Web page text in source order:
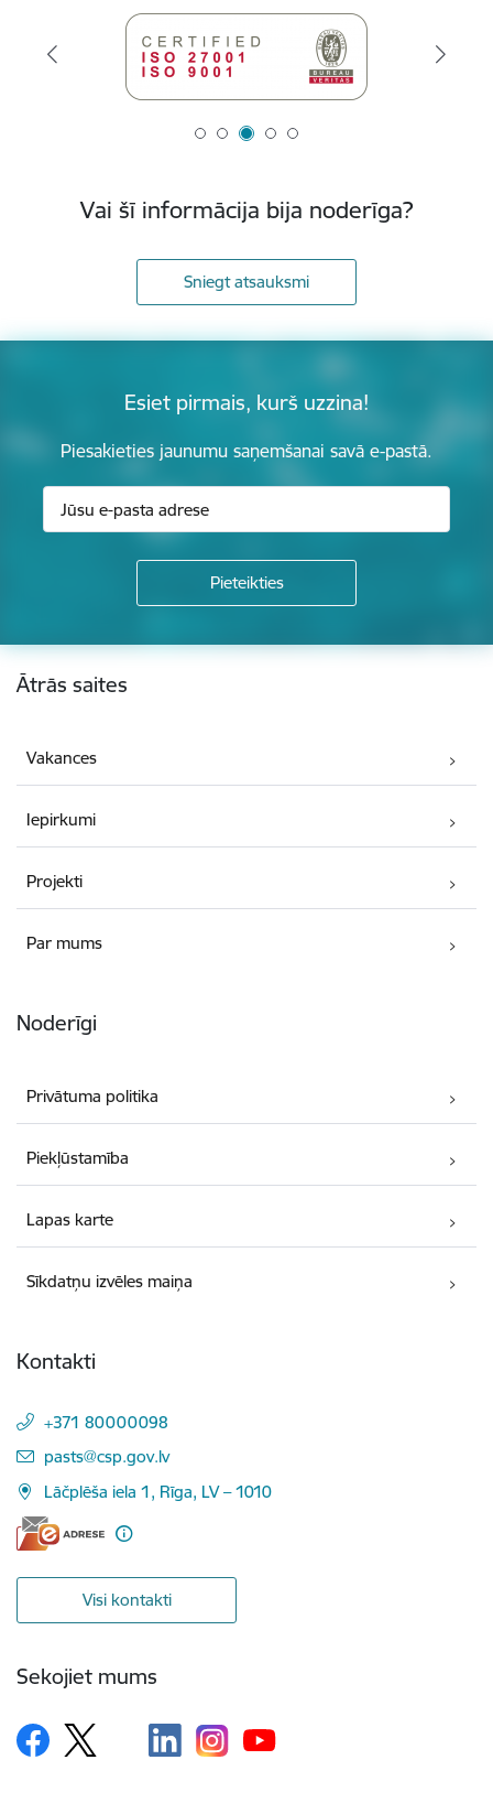
Vai šī informācija bija noderīga?
Sniegt atsauksmi
Esiet pirmais, kurš uzzina!
Piesakieties jaunumu saņemšanai savā e-pastā.
Kājene
Ātrās saites
Vakances
Iepirkumi
Projekti
Par mums
Noderīgi
Privātuma politika
Piekļūstamība
Lapas karte
Sīkdatņu izvēles maiņa
Kontakti
+371 80000098
E-pasts:
pasts@csp.gov.lv
Lāčplēša iela 1, Rīga, LV – 1010
Visi kontakti
Sekojiet mums